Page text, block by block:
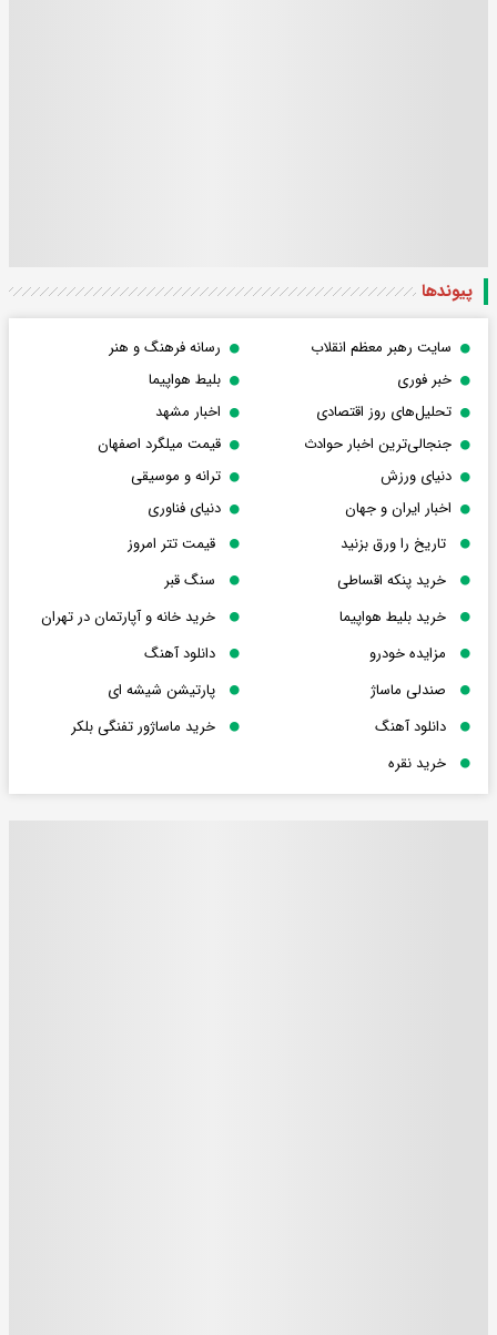
پیوندها
سایت رهبر معظم انقلاب
رسانه فرهنگ و هنر
خبر فوری
بلیط هواپیما
تحلیل‌های روز اقتصادی
اخبار مشهد
جنجالی‌ترین اخبار حوادث
قیمت میلگرد اصفهان
دنیای ورزش
ترانه و موسیقی
اخبار ایران و جهان
دنیای فناوری
تاریخ را ورق بزنید
قیمت تتر امروز
خرید پنکه اقساطی
سنگ قبر
خرید بلیط هواپیما
خرید خانه و آپارتمان در تهران
مزایده خودرو
دانلود آهنگ
صندلی ماساژ
پارتیشن شیشه ای
دانلود آهنگ
خرید ماساژور تفنگی بلکر
خرید نقره